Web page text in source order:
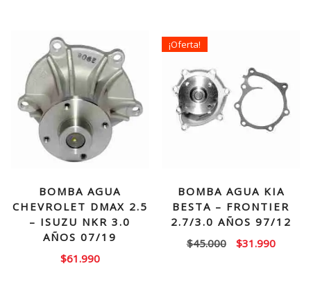
BOMBA AGUA
CHEVROLET DMAX 2.5
– ISUZU NKR 3.0
AÑOS 07/19
$61.990
¡Oferta!
BOMBA AGUA KIA
BESTA – FRONTIER
2.7/3.0 AÑOS 97/12
$45.000
El
$31.990El